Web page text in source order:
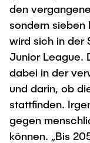
den
sondern sieben
wird sich in der
Junior League.
dabei in der
und darin, ob
stattfinden.
gegen
können. „Bis